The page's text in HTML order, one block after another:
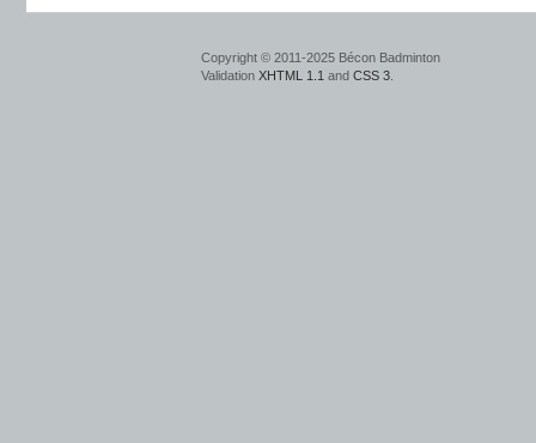
Copyright © 2011-2025 Bécon Badminton
Validation XHTML 1.1 and CSS 3